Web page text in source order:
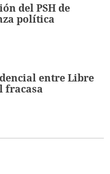
del PSH de
política
entre Libre
fracasa